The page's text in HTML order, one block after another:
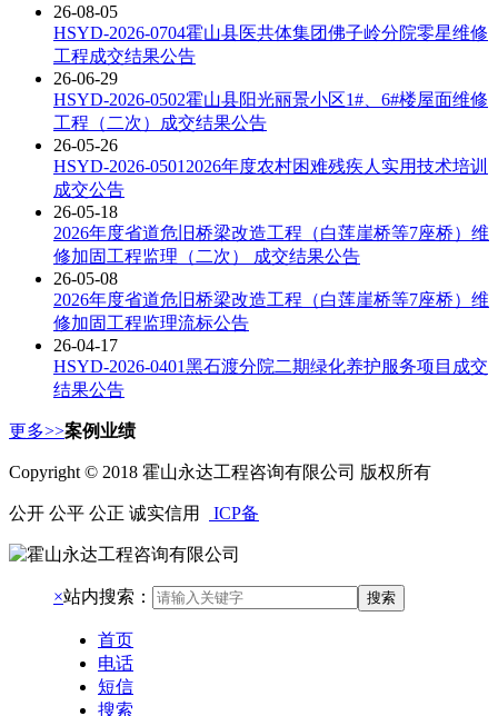
26-08-05
HSYD-2026-0704霍山县医共体集团佛子岭分院零星维修
工程成交结果公告
26-06-29
HSYD-2026-0502霍山县阳光丽景小区1#、6#楼屋面维修
工程（二次）成交结果公告
26-05-26
HSYD-2026-05012026年度农村困难残疾人实用技术培训
成交公告
26-05-18
2026年度省道危旧桥梁改造工程（白莲崖桥等7座桥）维
修加固工程监理（二次） 成交结果公告
26-05-08
2026年度省道危旧桥梁改造工程（白莲崖桥等7座桥）维
修加固工程监理流标公告
26-04-17
HSYD-2026-0401黑石渡分院二期绿化养护服务项目成交
结果公告
更多>>案例业绩
Copyright © 2018 霍山永达工程咨询有限公司 版权所有
公开 公平 公正 诚实信用 ICP备
×站内搜索： 搜索
首页
电话
短信
搜索